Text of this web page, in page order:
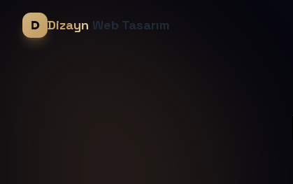
Dizayn Web Tasarım